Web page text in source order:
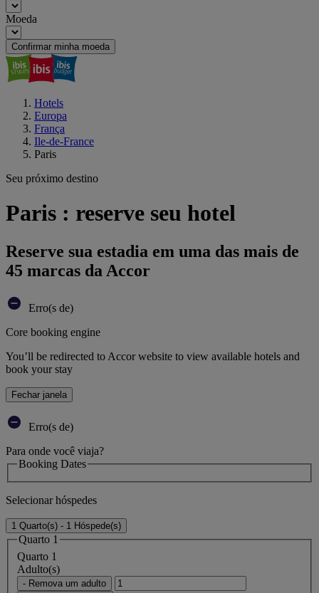
Moeda
Confirmar minha moeda
Hotels
Europa
França
Ile-de-France
Paris
Seu próximo destino
Paris : reserve seu hotel
Reserve sua estadia em uma das mais de
45 marcas da Accor
Erro(s de)
Core booking engine
You’ll be redirected to Accor website to view available hotels and
book your stay
Fechar janela
Erro(s de)
Para onde você viaja?
Booking Dates
Selecionar hóspedes
1 Quarto(s) - 1 Hóspede(s)
Quarto 1
Quarto 1
Adulto(s)
- Remova um adulto